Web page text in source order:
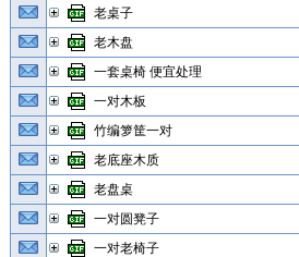
老桌子
老木盘
一套桌椅 便宜处理
一对木板
竹编箩筐一对
老底座木质
老盘桌
一对圆凳子
一对老椅子